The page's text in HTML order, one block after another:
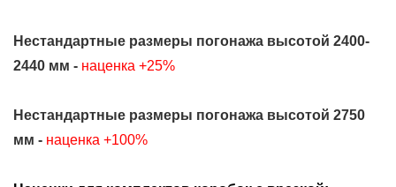
Нестандартные размеры погонажа высотой 2400-
2440 мм - наценка +25%
Нестандартные размеры погонажа высотой 2750
мм - наценка +100%